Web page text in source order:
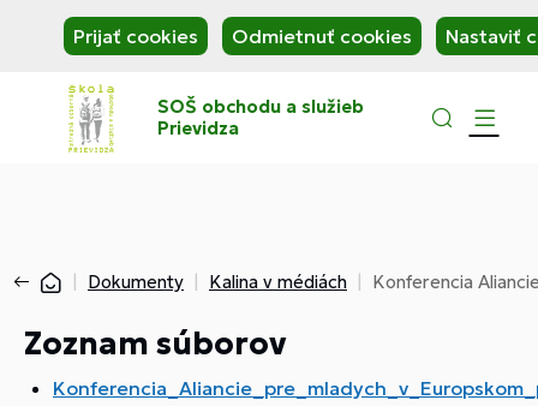
Prijať cookies Odmietnuť cookies Nastaviť
SOŠ obchodu a služieb
Prievidza
Dokumenty Kalina v médiách Konferencia
Zoznam súborov